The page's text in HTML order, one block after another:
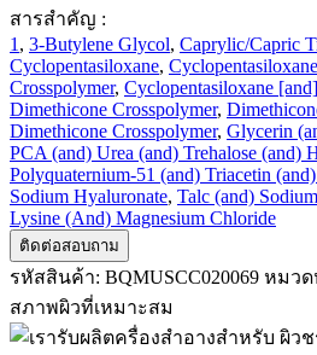
สารสำคัญ :
1 , 3-Butylene Glycol, Caprylic/Capric
Cyclopentasiloxane,
Crosspolymer, Cyclopentasiloxane
Dimethicone Crosspolymer,
Dimethicone Crosspolymer, Glycerin
PCA (and) Urea (and) Trehalose (and)
Polyquaternium-51 (and) Triacetin
Sodium Hyaluronate, Talc (and)
Lysine (And) Magnesium Chloride
ติดต่อสอบถาม
รหัสสินค้า: BQMUSCC020069 หมวด
สภาพผิวที่เหมาะสม